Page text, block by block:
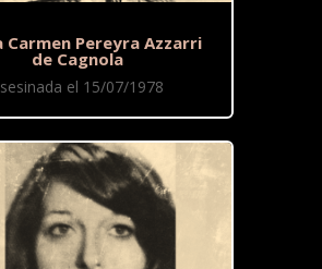
Carmen Pereyra Azzarri
de Cagnola
el 15/07/1978